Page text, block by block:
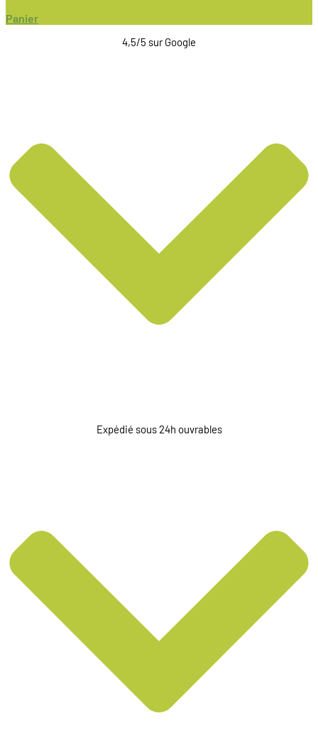
Panier
4,5/5 sur Google
Expédié sous 24h ouvrables